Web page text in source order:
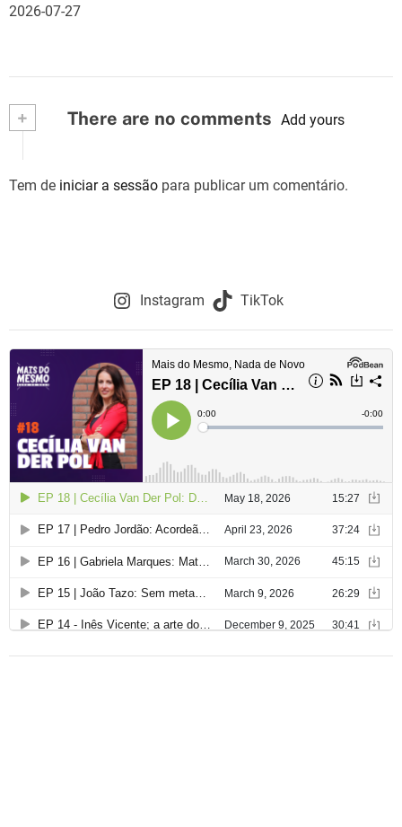
2026-07-27
+ There are no comments Add yours
Tem de iniciar a sessão para publicar um comentário.
Instagram TikTok